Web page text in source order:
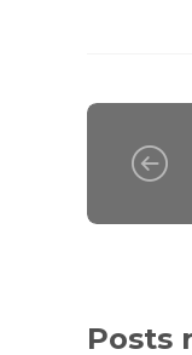
Posts